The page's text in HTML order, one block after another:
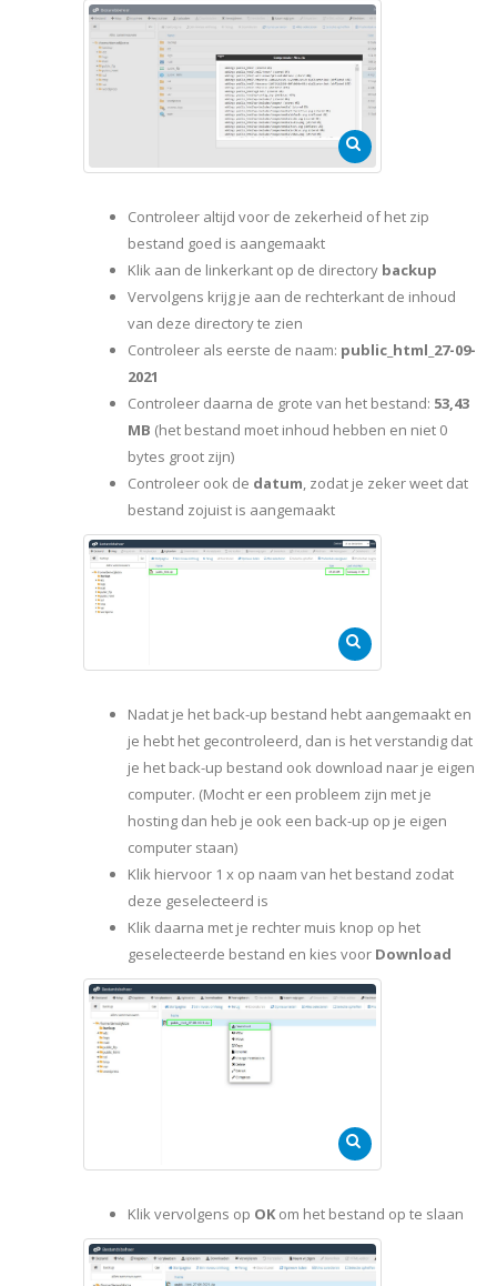
Controleer altijd voor de zekerheid of het zip
bestand goed is aangemaakt
Klik aan de linkerkant op de directory backup
Vervolgens krijg je aan de rechterkant de inhoud
van deze directory te zien
Controleer als eerste de naam: public_html_27-09-
2021
Controleer daarna de grote van het bestand: 53,43
MB (het bestand moet inhoud hebben en niet 0
bytes groot zijn)
Controleer ook de datum, zodat je zeker weet dat
bestand zojuist is aangemaakt
Nadat je het back-up bestand hebt aangemaakt en
je hebt het gecontroleerd, dan is het verstandig dat
je het back-up bestand ook download naar je eigen
computer. (Mocht er een probleem zijn met je
hosting dan heb je ook een back-up op je eigen
computer staan)
Klik hiervoor 1 x op naam van het bestand zodat
deze geselecteerd is
Klik daarna met je rechter muis knop op het
geselecteerde bestand en kies voor Download
Klik vervolgens op OK om het bestand op te slaan